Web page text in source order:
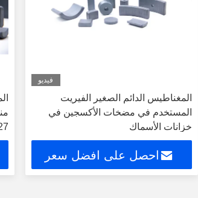
فيديو
المغناطيس الدائم الصغير الفيريت
المستخدم في مضخات الأكسجين في
خزانات الأسماك
احصل على افضل سعر